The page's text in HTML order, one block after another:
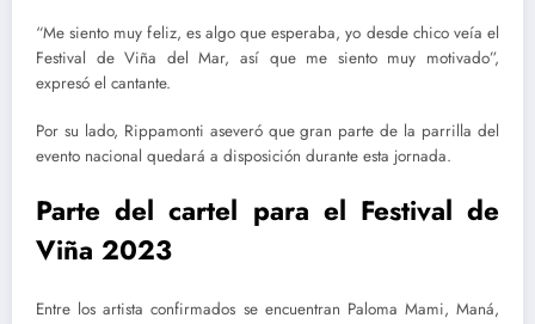
“Me siento muy feliz, es algo que esperaba, yo desde chico veía el
Festival de Viña del Mar, así que me siento muy motivado”,
expresó el cantante.
Por su lado, Rippamonti aseveró que gran parte de la parrilla del
evento nacional quedará a disposición durante esta jornada.
Parte del cartel para el Festival de
Viña 2023
Entre los artista confirmados se encuentran Paloma Mami, Maná,